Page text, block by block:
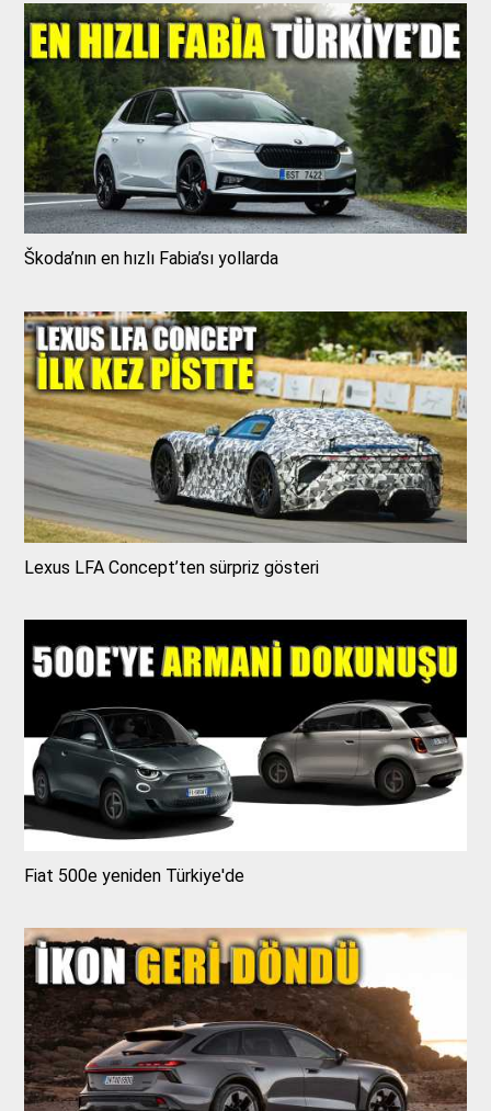
Škoda’nın en hızlı Fabia’sı yollarda
Lexus LFA Concept’ten sürpriz gösteri
Fiat 500e yeniden Türkiye'de